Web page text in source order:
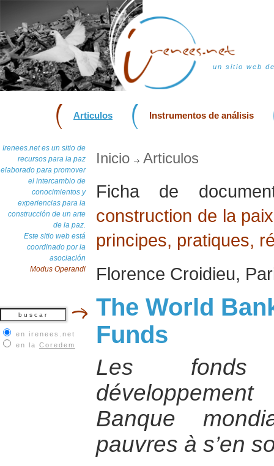
un sitio web
Articulos Instrumentos de análisis
Irenees.net es un sitio de
recursos para la paz
elaborado para promover
el intercambio de
conocimientos y
experiencias para la
construcción de un arte
de la paz.
Este sitio web está
coordinado por la
asociación
Modus Operandi
en irenees.net
en la Coredem
Inicio Articulos
Ficha de
construction de la
principes, pratiques,
Florence Croidieu,
The World
Funds
Les fonds
Banque
pauvres à s’en